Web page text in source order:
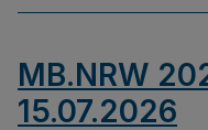
MB.NRW
15.07.2026